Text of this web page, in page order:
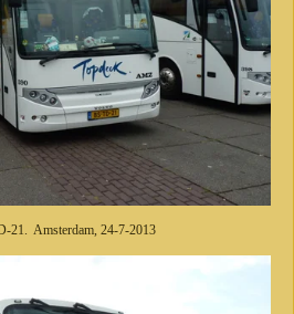
21. Amsterdam, 24-7-2013